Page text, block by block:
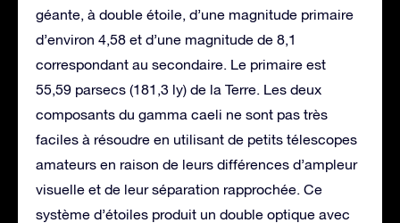
géante, à double étoile, d’une magnitude primaire
d’environ 4,58 et d’une magnitude de 8,1
correspondant au secondaire. Le primaire est
55,59 parsecs (181,3 ly) de la Terre. Les deux
composants du gamma caeli ne sont pas très
faciles à résoudre en utilisant de petits télescopes
amateurs en raison de leurs différences d’ampleur
visuelle et de leur séparation rapprochée. Ce
système d’étoiles produit un double optique avec